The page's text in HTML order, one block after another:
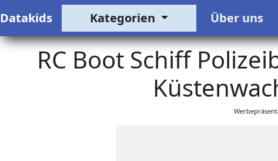
Datakids Kategorien Über uns
RC Boot Schiff